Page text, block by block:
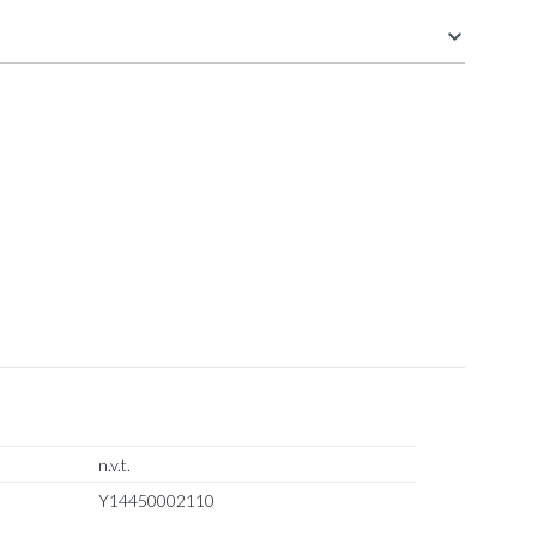
n.v.t.
Y14450002110